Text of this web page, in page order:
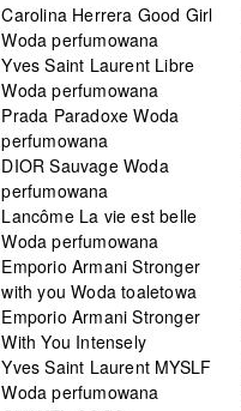
Carolina Herrera Good Girl
Woda perfumowana
Yves Saint Laurent Libre
Woda perfumowana
Prada Paradoxe Woda
perfumowana
DIOR Sauvage Woda
perfumowana
Lancôme La vie est belle
Woda perfumowana
Emporio Armani Stronger
with you Woda toaletowa
Emporio Armani Stronger
With You Intensely
Yves Saint Laurent MYSLF
Woda perfumowana